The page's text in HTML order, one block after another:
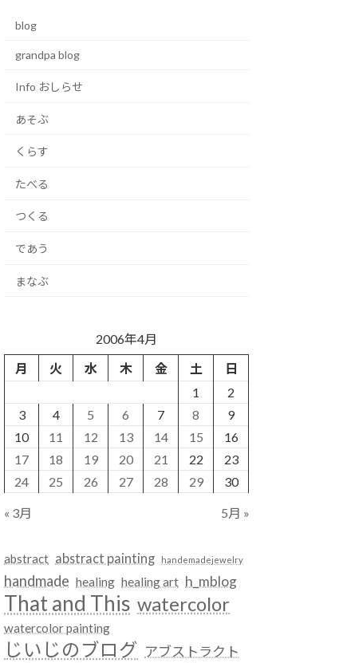
blog
grandpa blog
Info おしらせ
あそぶ
くらす
たべる
つくる
であう
まなぶ
2006年4月
月
火 水 木 金 土
日
1
2
3
4 5 6 7 8
9
10
11 12 13 14 15
16
17
18 19 20 21 22
23
24
25 26 27 28 29 30
« 3月 5月 »
abstract abstract painting handemadejewelry
handmade healing healing art h_mblog
That and This watercolor
watercolor painting
じいじのブログ アブストラクト